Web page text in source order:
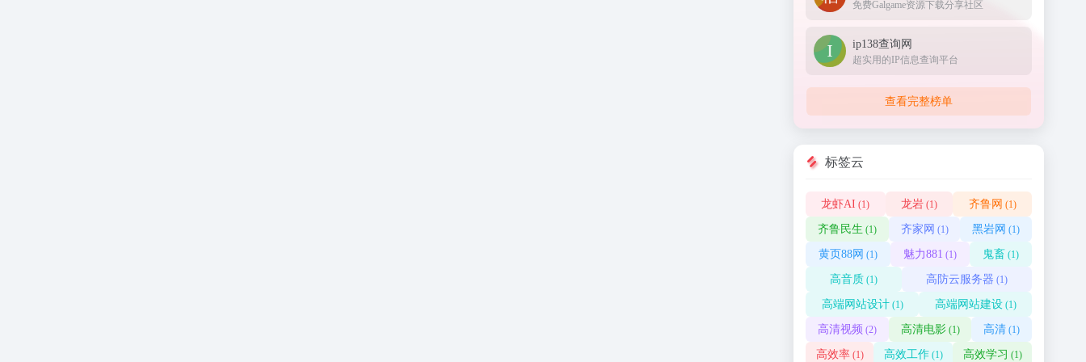
免费Galgame资源下载分享社区
ip138查询网
超实用的IP信息查询平台
查看完整榜单
标签云
龙虾AI (1) 龙岩 (1) 齐鲁网 (1)
齐鲁民生 (1) 齐家网 (1) 黑岩网 (1)
黄页88网 (1) 魅力881 (1) 鬼畜 (1)
高音质 (1) 高防云服务器 (1)
高端网站设计(1) 高端网站建设(1)
高清视频 (2) 高清电影(1) 高清 (1)
高效率(1) 高效工作(1) 高效学习 (1)